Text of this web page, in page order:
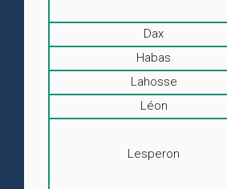
Dax
Habas
Lahosse
Léon
Lesperon